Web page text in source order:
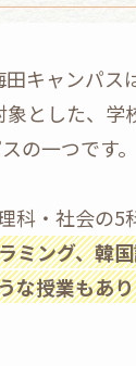
キャンパス
とした、学
の一つです。
科・社会の5
ミング、韓
な授業もあ